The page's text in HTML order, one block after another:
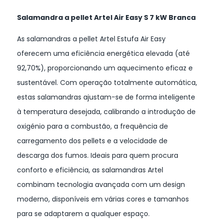
Salamandra a pellet Artel Air Easy S 7 kW Branca
As salamandras a pellet Artel Estufa Air Easy
oferecem uma eficiência energética elevada (até
92,70%), proporcionando um aquecimento eficaz e
sustentável. Com operação totalmente automática,
estas salamandras ajustam-se de forma inteligente
à temperatura desejada, calibrando a introdução de
oxigénio para a combustão, a frequência de
carregamento dos pellets e a velocidade de
descarga dos fumos. Ideais para quem procura
conforto e eficiência, as salamandras Artel
combinam tecnologia avançada com um design
moderno, disponíveis em várias cores e tamanhos
para se adaptarem a qualquer espaço.